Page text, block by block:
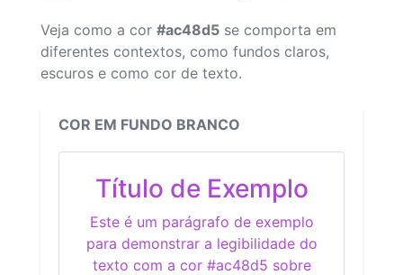
Veja como a cor #ac48d5 se comporta em
diferentes contextos, como fundos claros,
escuros e como cor de texto.
COR EM FUNDO BRANCO
Título de Exemplo
Este é um parágrafo de exemplo
para demonstrar a legibilidade do
texto com a cor #ac48d5 sobre